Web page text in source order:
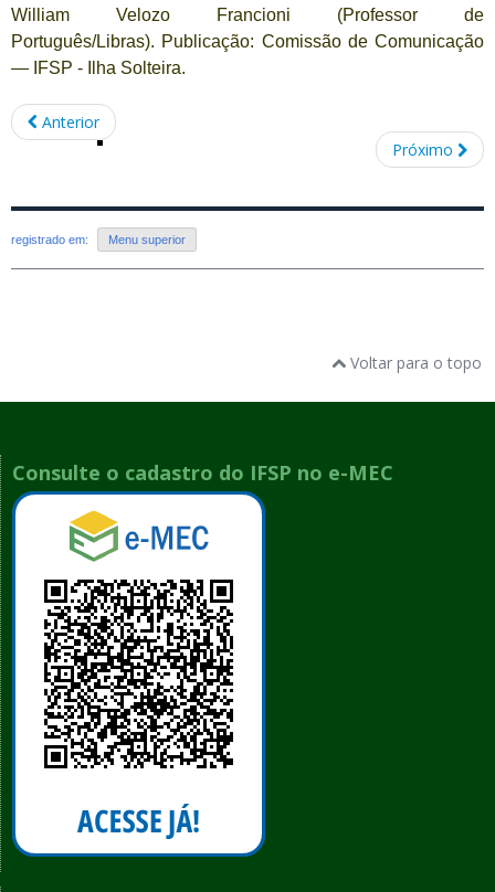
William Velozo Francioni (Professor de
Português/Libras). Publicação: Comissão de Comunicação
— IFSP - Ilha Solteira.
Anterior
Próximo
registrado em: Menu superior
Voltar para o topo
Consulte o cadastro do IFSP no e-MEC